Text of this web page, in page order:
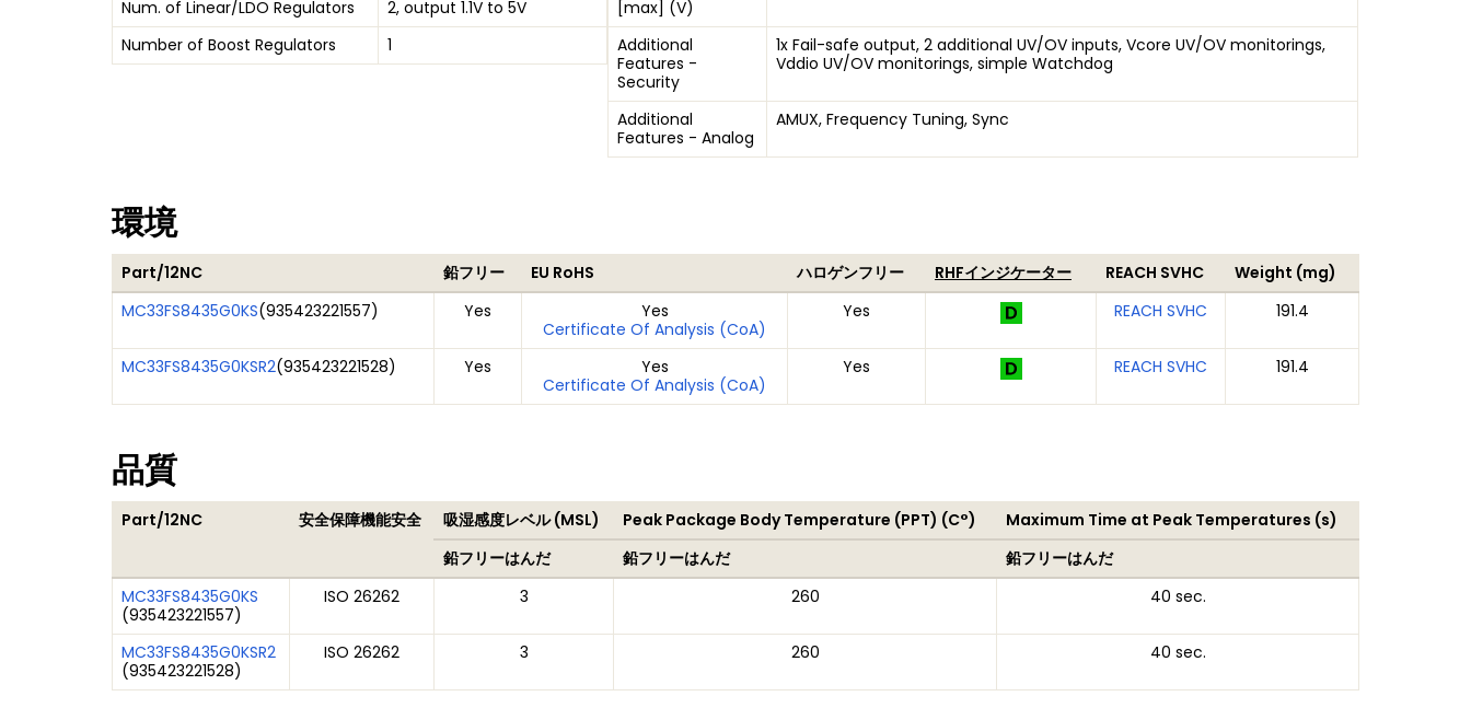
Num. of Linear/LDO Regulators
2, output 1.1V to 5V
Number of Boost Regulators
1
[max] (V)
Additional
Features -
Security
1x Fail-safe output, 2 additional UV/OV inputs, Vcore UV/OV monitorings,
Vddio UV/OV monitorings, simple Watchdog
Additional
Features - Analog
AMUX, Frequency Tuning, Sync
環境
Part/12NC 鉛フリー EU RoHS ハロゲンフリー RHFインジケーター REACH SVHC
Weight (mg)
MC33FS8435G0KS(935423221557) Yes
Yes
Certificate Of Analysis (CoA)
Yes REACH SVHC 191.4
MC33FS8435G0KSR2(935423221528) Yes
Yes
Certificate Of Analysis (CoA)
Yes REACH SVHC 191.4
品質
Part/12NC 安全保障機能安全 吸湿感度レベル (MSL) Peak Package Body Temperature (PPT) (C°)
Maximum Time at Peak Temperatures (s)
鉛フリーはんだ
鉛フリーはんだ
鉛フリーはんだ
MC33FS8435G0KS
(935423221557)
ISO 26262 3 260 40 sec.
MC33FS8435G0KSR2
(935423221528)
ISO 26262 3 260 40 sec.